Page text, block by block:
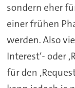
sondern eher
einer frühen
werden. Also
Interest‘- oder
für den